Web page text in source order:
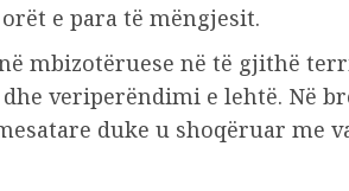
e para të mëngjesit.
mbizotëruese në të gjithë
veriperëndimi e lehtë. Në
duke u shoqëruar me